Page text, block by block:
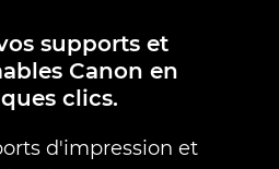
supports et
Canon en
clics.
d'impression et